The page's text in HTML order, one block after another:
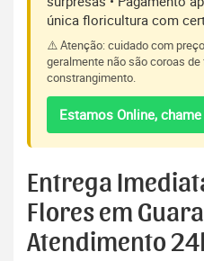
única floricultura com
⚠️ Atenção: cuidado com
geralmente não são coroas
constrangimento.
Estamos Online,
Entrega
Flores em
Atendimento